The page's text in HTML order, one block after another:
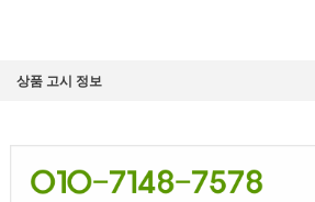
상품 고시 정보